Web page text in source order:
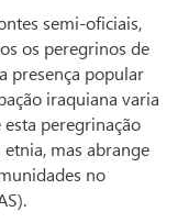
semi-oficiais,
os peregrinos de
presença popular
iraquiana varia
peregrinação
mas abrange
no